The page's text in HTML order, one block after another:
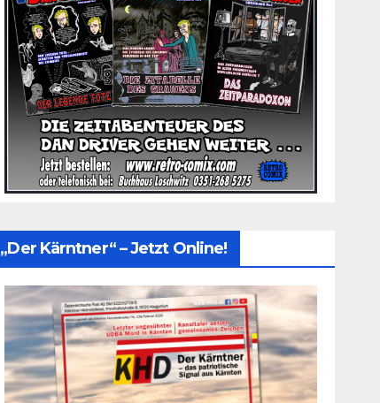
„Der Kärntner“ – Jetzt Online!